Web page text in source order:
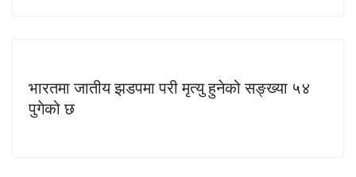
भारतमा जातीय झडपमा परी मृत्यु हुनेको सङ्ख्या ५४
पुगेको छ